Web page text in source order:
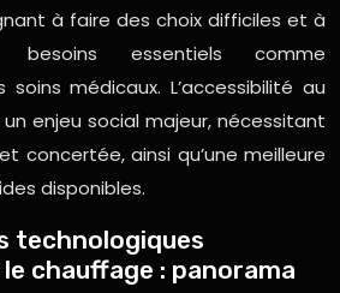
à faire des choix difficiles et à
besoins essentiels comme
soins médicaux. L’accessibilité au
enjeu social majeur, nécessitant
concertée, ainsi qu’une meilleure
disponibles.
technologiques
chauffage : panorama